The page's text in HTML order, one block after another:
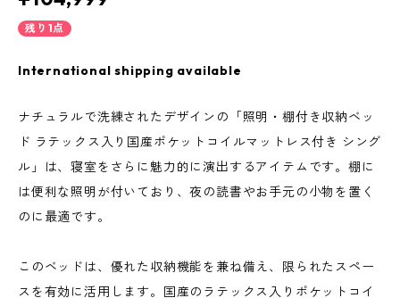
残り1点
International shipping available
ナチュラルで洗練されたデザインの「照明・棚付き収納ベッ
ド ラテックス入り国産ポケットコイルマットレス付き シング
ル」は、寝室をさらに魅力的に演出するアイテムです。棚に
は便利な照明が付いており、夜の読書やお手元の小物を置く
のに最適です。
このベッドは、優れた収納機能を兼ね備え、限られたスペー
スを有効に活用します。国産のラテックス入りポケットコイ